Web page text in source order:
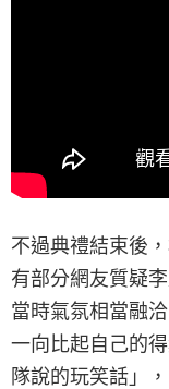
不過典禮結束後
有部分網友質疑
當時氣氛相當融
一向比起自己的
隊說的玩笑話」